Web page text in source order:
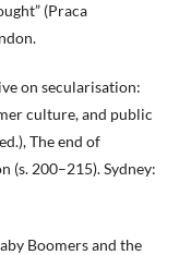
(Praca
on secularisation:
culture, and public
The end of
(s. 200–215). Sydney:
Boomers and the